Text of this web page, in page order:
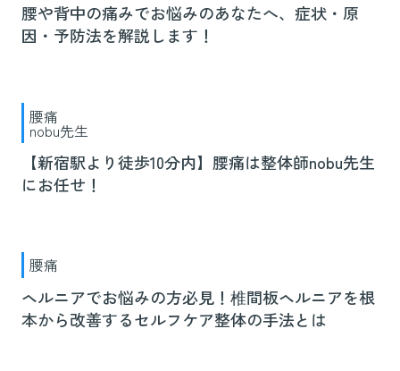
腰や背中の痛みでお悩みのあなたへ、症状・原
因・予防法を解説します！
腰痛
nobu先生
【新宿駅より徒歩10分内】腰痛は整体師nobu先生
にお任せ！
腰痛
ヘルニアでお悩みの方必見！椎間板ヘルニアを根
本から改善するセルフケア整体の手法とは